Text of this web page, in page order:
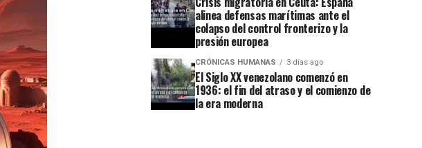
alinea defensas marítimas ante el
colapso del control fronterizo y la
presión europea
CRÓNICAS HUMANAS 3 días ago
El Siglo XX venezolano comenzó en
1936: el fin del atraso y el comienzo de
la era moderna